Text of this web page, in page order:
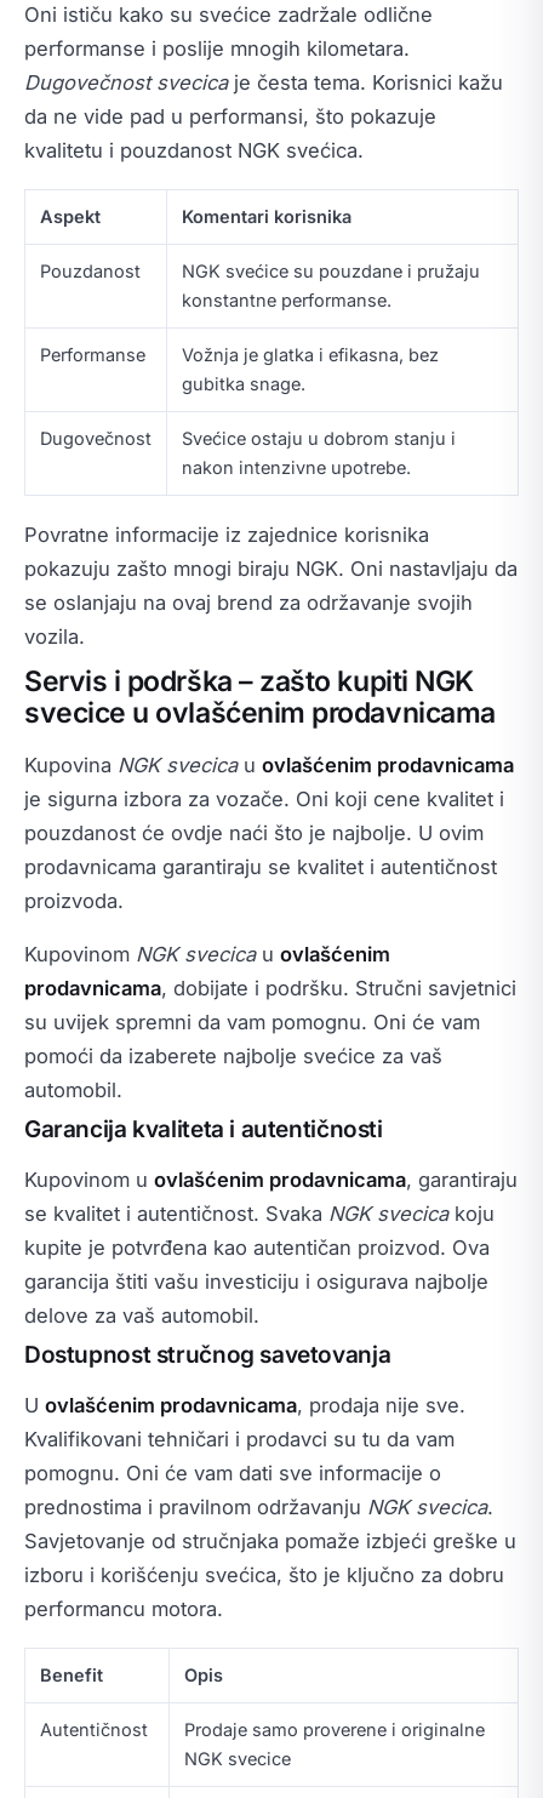
Oni ističu kako su svećice zadržale odlične
performanse i poslije mnogih kilometara.
Dugovečnost svecicaje česta tema. Korisnici kažu
da ne vide pad u performansi, što pokazuje
kvalitetu i pouzdanost NGK svećica.
Aspekt Komentari korisnika
Pouzdanost
NGK svećice su pouzdane i pružaju
konstantne performanse.
Performanse
Vožnja je glatka i efikasna, bez
gubitka snage.
Dugovečnost
Svećice ostaju u dobrom stanju i
nakon intenzivne upotrebe.
Povratne informacije iz zajednice korisnika
pokazuju zašto mnogi biraju NGK. Oni nastavljaju da
se oslanjaju na ovaj brend za održavanje svojih
vozila.
Servis i podrška – zašto kupiti NGK
svecice u ovlašćenim prodavnicama
Kupovina NGK svecicau ovlašćenim prodavnicama
je sigurna izbora za vozače. Oni koji cene kvalitet i
pouzdanost će ovdje naći što je najbolje. U ovim
prodavnicama garantiraju se kvalitet i autentičnost
proizvoda.
Kupovinom NGK svecicau ovlašćenim
prodavnicama, dobijate i podršku. Stručni savjetnici
su uvijek spremni da vam pomognu. Oni će vam
pomoći da izaberete najbolje svećice za vaš
automobil.
Garancija kvaliteta i autentičnosti
Kupovinom u ovlašćenim prodavnicama, garantiraju
se kvalitet i autentičnost. Svaka NGK svecicakoju
kupite je potvrđena kao autentičan proizvod. Ova
garancija štiti vašu investiciju i osigurava najbolje
delove za vaš automobil.
Dostupnost stručnog savetovanja
U ovlašćenim prodavnicama, prodaja nije sve.
Kvalifikovani tehničari i prodavci su tu da vam
pomognu. Oni će vam dati sve informacije o
prednostima i pravilnom održavanju NGK svecica.
Savjetovanje od stručnjaka pomaže izbjeći greške u
izboru i korišćenju svećica, što je ključno za dobru
performancu motora.
Benefit Opis
Autentičnost
Prodaje samo proverene i originalne
NGK svecice